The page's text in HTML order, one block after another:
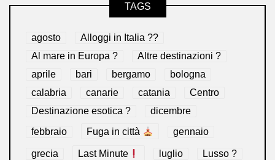
TAGS
agosto
Alloggi in Italia ??
Al mare in Europa ?️
Altre destinazioni ?
aprile
bari bergamo
bologna
calabria
canarie catania
Centro
Destinazione esotica ?
dicembre
febbraio Fuga in città gennaio
grecia Last Minute luglio
Lusso ?